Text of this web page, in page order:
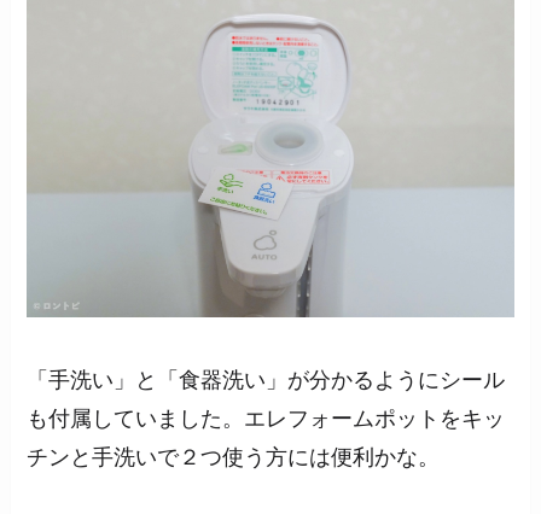
「手洗い」と「食器洗い」が分かるようにシール
も付属していました。エレフォームポットをキッ
チンと手洗いで２つ使う方には便利かな。